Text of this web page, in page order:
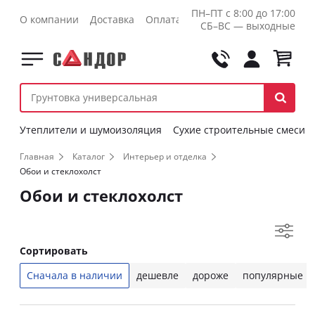
О компании Доставка Оплата Контакты Оптовикам
ПН–ПТ с 8:00 до 17:00
СБ–ВС — выходные
Утеплители и шумоизоляция Сухие строительные смеси
Главная Каталог
Интерьер и отделка
Обои и стеклохолст
Обои и стеклохолст
Сортировать
Сначала в наличии
дешевле дороже популярные